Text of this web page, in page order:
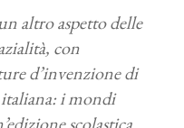
altro aspetto delle
con
d’invenzione di
i mondi